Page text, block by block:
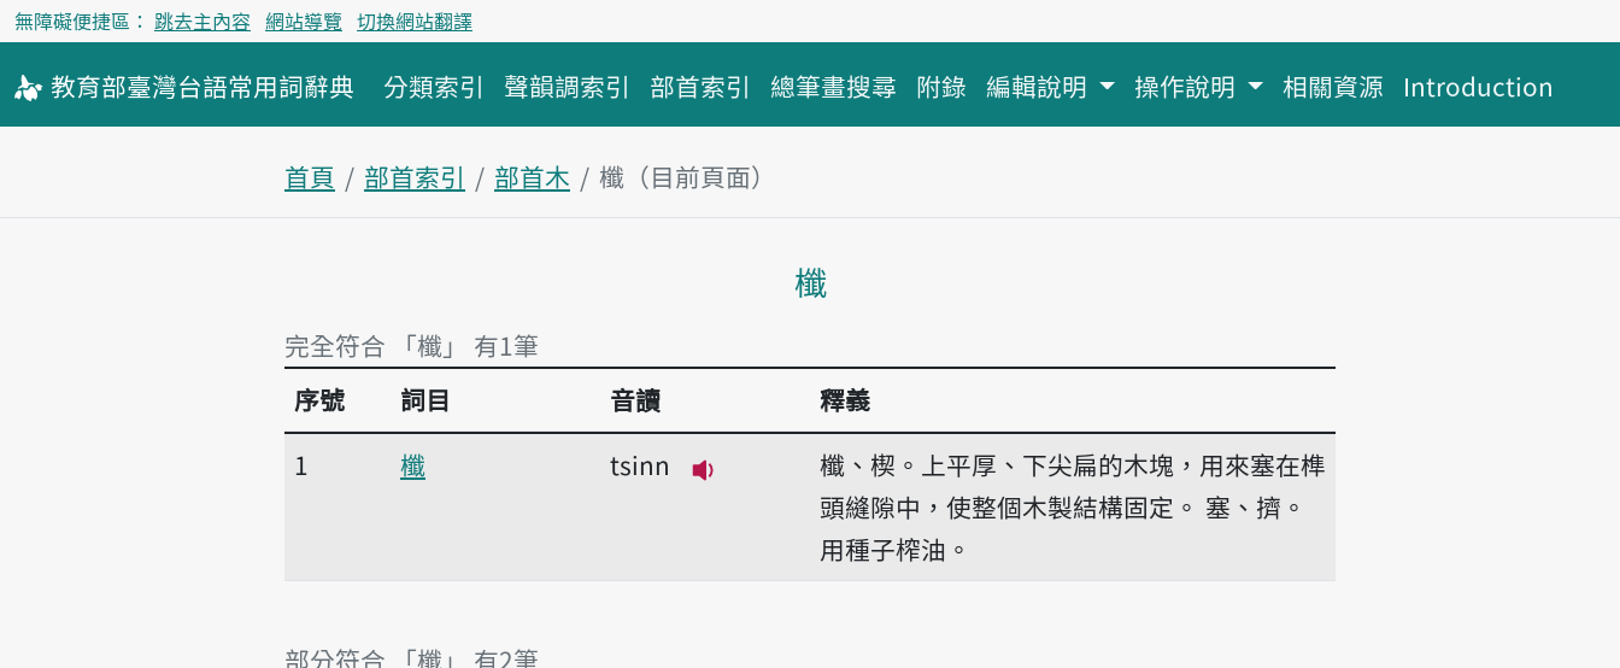
無障礙便捷區： 跳去主內容 網站導覽 切換網站翻譯
教育部臺灣台語常用詞辭典 分類索引 聲韻調索引 部首索引 總筆畫搜尋 附錄 編輯說明 操作說明 相關資源 Introduction
首頁 部首索引 部首木
櫼（目前頁面）
櫼
完全符合 「櫼」 有1筆
完全符合 「櫼」 有1筆
序號 詞目 音讀
釋義
1
櫼
tsinn
播放音讀tsinn
櫼、楔。上平厚、下尖扁的木塊，用來塞在榫
頭縫隙中，使整個木製結構固定。 塞、擠。
用種子榨油。
部分符合 「櫼」 有2筆